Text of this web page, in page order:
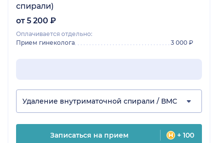
спирали)
от 5 200 ₽
Оплачивается отдельно:
Прием гинеколога
3 000 ₽
Удаление внутриматочной спирали / ВМС
Записаться на прием + 100